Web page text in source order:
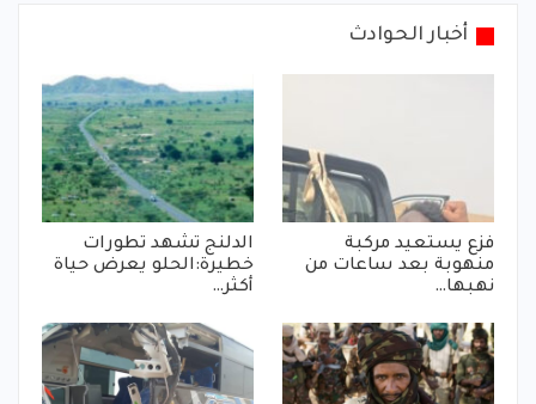
أخبار الحوادث
فزع يستعيد مركبة
منهوبة بعد ساعات من
نهبها…
الدلنج تشهد تطورات
خطيرة:الحلو يعرض حياة
أكثر…